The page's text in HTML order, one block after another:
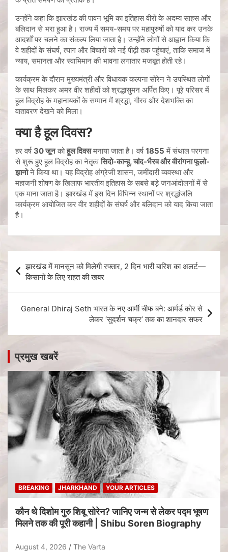
उन्होंने कहा कि झारखंड की पावन भूमि का इतिहास वीरों के अदम्य साहस और
बलिदान से भरा हुआ है। राज्य में समय-समय पर महापुरुषों को याद कर उनके
आदर्शों पर चलने का संकल्प लिया जाता है। उन्होंने लोगों से आह्वान किया कि
वे शहीदों के संघर्ष, त्याग और विचारों को नई पीढ़ी तक पहुंचाएं, ताकि समाज में
न्याय, समानता और स्वाभिमान की भावना लगातार मजबूत होती रहे।
कार्यक्रम के दौरान मुख्यमंत्री और विधायक कल्पना सोरेन ने उपस्थित लोगों
के साथ मिलकर अमर वीर शहीदों को श्रद्धासुमन अर्पित किए। पूरे परिसर में
हूल विद्रोह के महानायकों के सम्मान में श्रद्धा, गौरव और देशभक्ति का
वातावरण देखने को मिला।
क्या है हूल दिवस?
हर वर्ष 30 जूनकोहूल दिवसमनाया जाता है। वर्ष1855 में संथाल परगना
से शुरू हुए हूल विद्रोह का नेतृत्वसिदो-कान्हू, चांद-भैरव और वीरांगना फूलो-
झानोने किया था। यह विद्रोह अंग्रेजी शासन, जमींदारी व्यवस्था और
महाजनी शोषण के खिलाफ भारतीय इतिहास के सबसे बड़े जनआंदोलनों में से
एक माना जाता है। झारखंड में इस दिन विभिन्न स्थानों पर श्रद्धांजलि
कार्यक्रम आयोजित कर वीर शहीदों के संघर्ष और बलिदान को याद किया जाता
है।
झारखंड में मानसून को मिलेगी रफ्तार, 2 दिन भारी बारिश का अलर्ट—
किसानों के लिए राहत की खबर
General Dhiraj Seth भारत के नए आर्मी चीफ बने: आर्मर्ड कोर से
लेकर ‘सुदर्शन चक्र’ तक का शानदार सफर
प्रमुख खबरें
BREAKING JHARKHAND YOUR ARTICLES
कौन थे दिशोम गुरु शिबू सोरेन? जानिए जन्म से लेकर पद्म भूषण
मिलने तक की पूरी कहानी | Shibu Soren Biography
August 4, 2026 The Varta